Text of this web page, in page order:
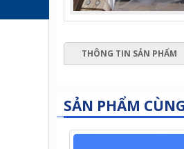
THÔNG TIN SẢN PHẨM
SẢN PHẨM